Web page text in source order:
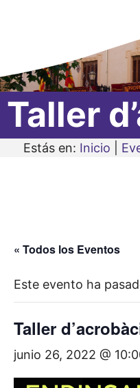
Taller
Estás en: Inicio
« Todos los Eventos
Este evento ha
Taller
junio 26, 2022 @